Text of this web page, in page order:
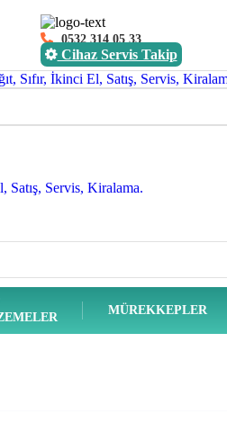
0532 314 05 33
Cihaz Servis Takip
MÜREKKEPLER